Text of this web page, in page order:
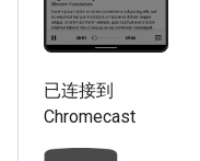
已连接到
Chromecast